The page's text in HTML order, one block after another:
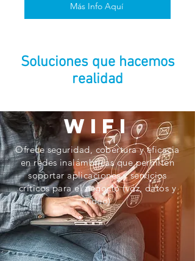
Más Info Aquí
Soluciones que hacemos
realidad
WIFI
Ofrece seguridad, cobertura y eficacia
en redes inalámbricas que permiten
soportar aplicaciones y servicios
críticos para el negocio (voz, datos y
vídeo)